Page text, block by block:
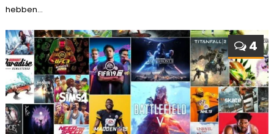
hebben...
4